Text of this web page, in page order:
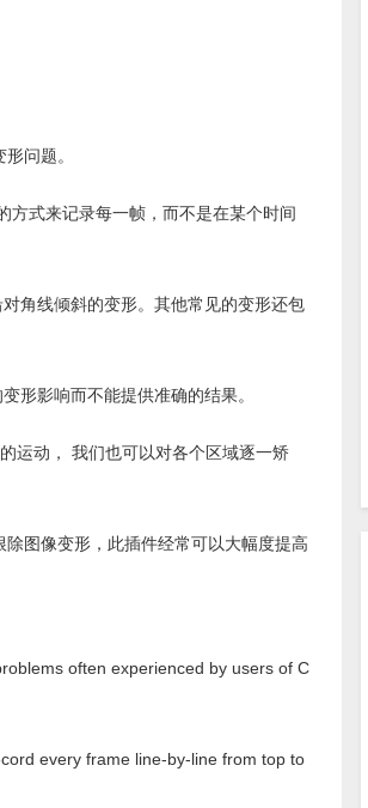
问题。
方式来记录每一帧，而不是在某个时间
角线倾斜的变形。其他常见的变形还包
形影响而不能提供准确的结果。
运动， 我们也可以对各个区域逐一矫
图像变形，此插件经常可以大幅度提高
often experienced by users of C
every frame line-by-line from top to